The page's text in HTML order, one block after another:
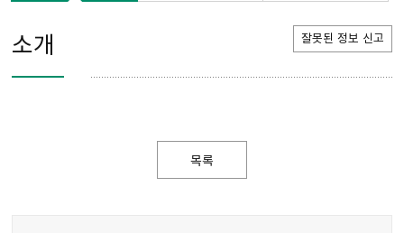
소개 잘못된 정보 신고
목록